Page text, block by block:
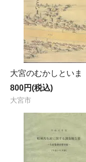
大宮のむかしといま
800円(税込)
大宮市